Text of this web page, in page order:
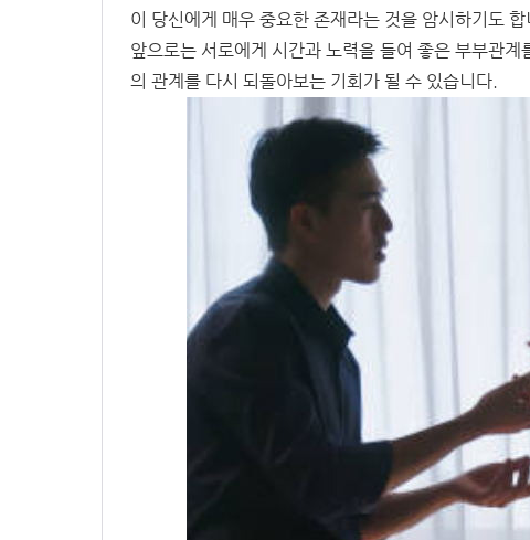
이 당신에게 매우 중요한 존재라는 것을 암시하기도 합
앞으로는 서로에게 시간과 노력을 들여 좋은 부부관
의 관계를 다시 되돌아보는 기회가 될 수 있습니다.